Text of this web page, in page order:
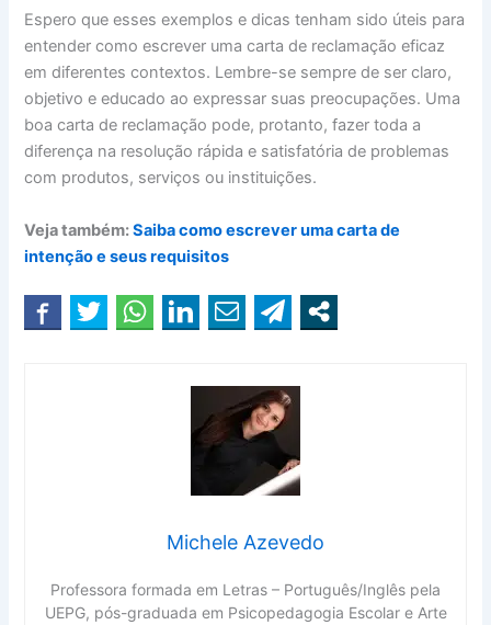
Espero que esses exemplos e dicas tenham sido úteis para
entender como escrever uma carta de reclamação eficaz
em diferentes contextos. Lembre-se sempre de ser claro,
objetivo e educado ao expressar suas preocupações. Uma
boa carta de reclamação pode, protanto, fazer toda a
diferença na resolução rápida e satisfatória de problemas
com produtos, serviços ou instituições.
Veja também:Saiba como escrever uma carta de
intenção e seus requisitos
Michele Azevedo
Professora formada em Letras – Português/Inglês pela
UEPG, pós-graduada em Psicopedagogia Escolar e Arte